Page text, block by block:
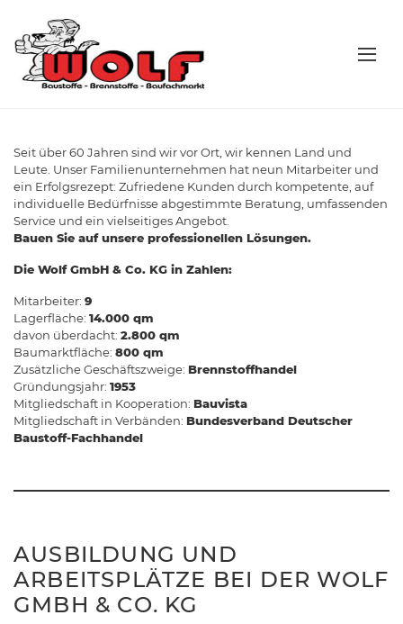
Seit über 60 Jahren sind wir vor Ort, wir kennen Land und
Leute. Unser Familienunternehmen hat neun Mitarbeiter und
ein Erfolgsrezept: Zufriedene Kunden durch kompetente, auf
individuelle Bedürfnisse abgestimmte Beratung, umfassenden
Service und ein vielseitiges Angebot.
Bauen Sie auf unsere professionellen Lösungen.
Die Wolf GmbH & Co. KG in Zahlen:
Mitarbeiter: 9
Lagerfläche: 14.000 qm
davon überdacht: 2.800 qm
Baumarktfläche: 800 qm
Zusätzliche Geschäftszweige: Brennstoffhandel
Gründungsjahr: 1953
Mitgliedschaft in Kooperation: Bauvista
Mitgliedschaft in Verbänden: Bundesverband Deutscher
Baustoff-Fachhandel
AUSBILDUNG UND
ARBEITSPLÄTZE BEI DER WOLF
GMBH & CO. KG